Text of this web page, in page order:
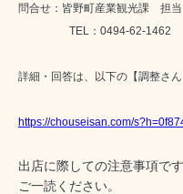
問合せ：皆野町産業観光課 担
TEL
： 0494-62-1462
詳細・回答は、以下の【調整さん
https://chouseisan.com/
出店に際しての注意事項です
ご一読ください。